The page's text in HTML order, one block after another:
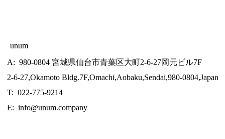
unum
A: 980-0804 宮城県仙台市青葉区大町2-6-27岡元ビル7F
2-6-27,Okamoto Bldg.7F,Omachi,Aobaku,Sendai,980-0804,Japan
T: 022-775-9214
E: info@unum.company